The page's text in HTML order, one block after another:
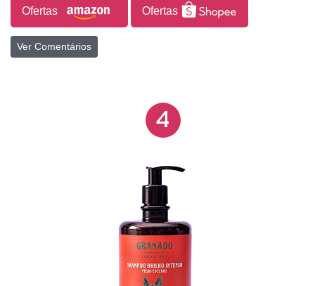
em pets com pelagem sensível ou necessidade de
proteção extra.
Ofertas Ofertas
Ver Comentários
4